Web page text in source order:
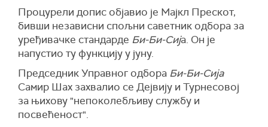
Процурели допис објавио је Мајкл Прескот,
бивши независни спољни саветник одбора за
уређивачке стандарде Би-Би-Сија. Он је
напустио ту функцију у јуну.
Председник Управног одбора Би-Би-Сија
Самир Шах захвалио се Дејвију и Турнесовој
за њихову "непоколебљиву службу и
посвећеност".